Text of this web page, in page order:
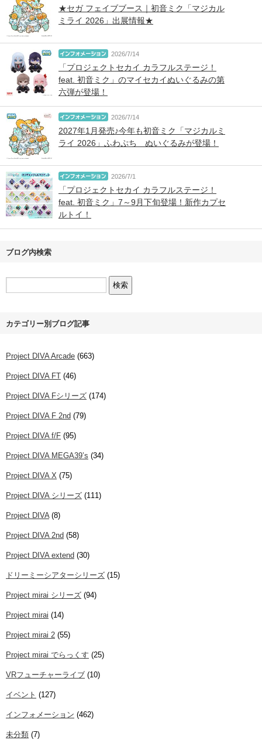
★セガ フェイブブース｜初音ミク「マジカル
ミライ 2026」出展情報★
2026/7/14
「プロジェクトセカイ カラフルステージ！
feat. 初音ミク」のマイセカイぬいぐるみの第
六弾が登場！
2026/7/14
2027年1月発売♪今年も初音ミク「マジカルミ
ライ 2026」ふわぷち ぬいぐるみが登場！
2026/7/1
「プロジェクトセカイ カラフルステージ！
feat. 初音ミク」7～9月下旬登場！新作カプセ
ルトイ！
ブログ内検索
カテゴリー別ブログ記事
Project DIVA Arcade (663)
Project DIVA FT (46)
Project DIVA Fシリーズ (174)
Project DIVA F 2nd (79)
Project DIVA f/F (95)
Project DIVA MEGA39’s (34)
Project DIVA X (75)
Project DIVA シリーズ (111)
Project DIVA(8)
Project DIVA 2nd (58)
Project DIVA extend (30)
ドリーミーシアターシリーズ (15)
Project mirai シリーズ (94)
Project mirai (14)
Project mirai 2 (55)
Project mirai でらっくす (25)
VRフューチャーライブ (10)
イベント (127)
インフォメーション (462)
未分類 (7)